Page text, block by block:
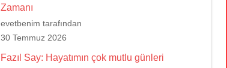
Zamanı
evetbenim tarafından
30 Temmuz 2026
Fazıl Say: Hayatımın çok mutlu günleri